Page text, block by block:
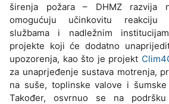
širenja požara – DHMZ razvija
omogućuju učinkovitu reakciju
službama i nadležnim
projekte koji će dodatno
upozorenja, kao što je projekt
za unaprjeđenje sustava motrenja,
na suše, toplinske valove i
Također, osvrnuo se na